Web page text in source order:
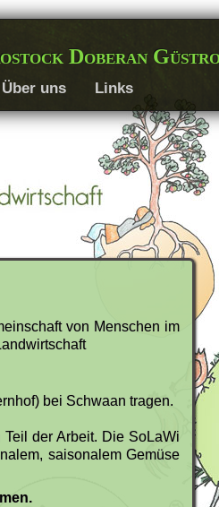
Doberan
Über uns Links
von Menschen im
bei Schwaan tragen.
der Arbeit. Die SoLaWi
saisonalem Gemüse